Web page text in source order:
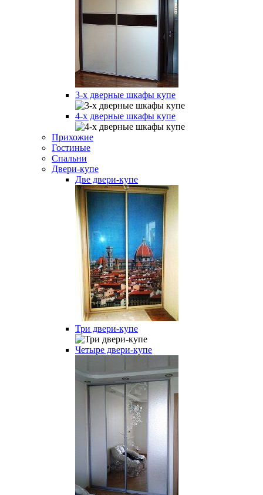
3-х дверные шкафы купе
4-х дверные шкафы купе
Прихожие
Гостиные
Спальни
Двери-купе
Две двери-купе
Три двери-купе
Четыре двери-купе